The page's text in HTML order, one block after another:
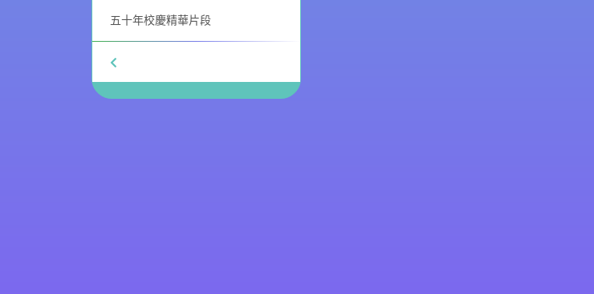
五十年校慶精華片段